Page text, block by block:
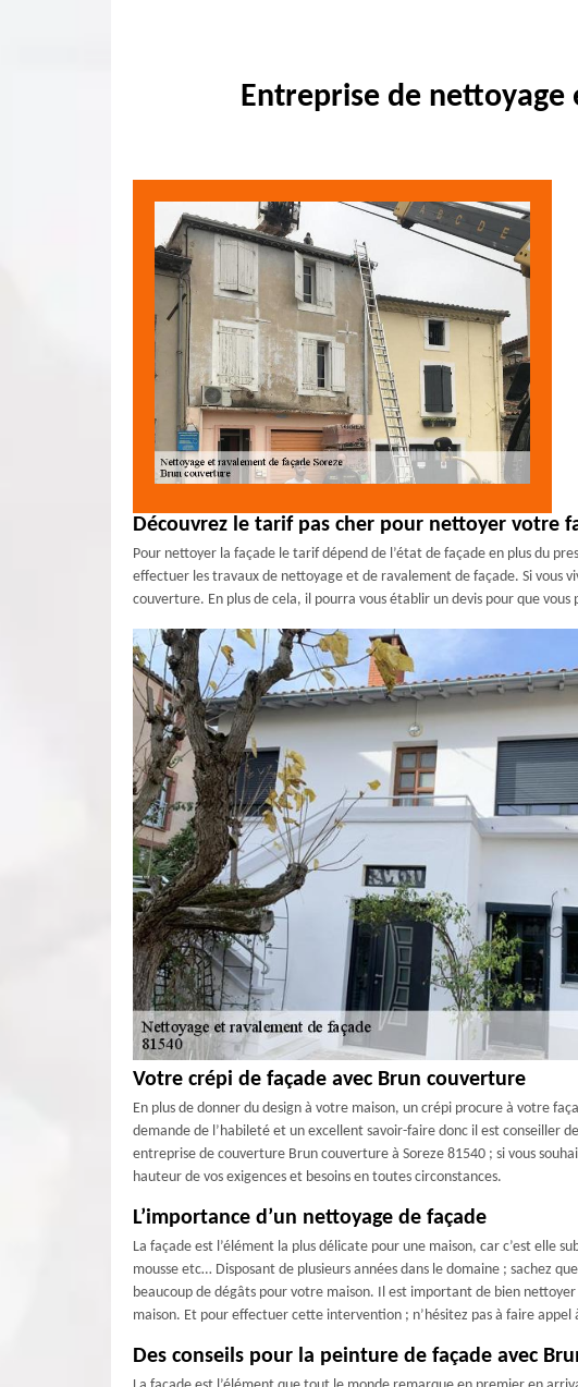
Entreprise de nettoyage
Découvrez le tarif pas cher pour nettoyer votre
Pour nettoyer la façade le tarif dépend de l’état de façade en plus du
effectuer les travaux de nettoyage et de ravalement de façade. Si vous
couverture. En plus de cela, il pourra vous établir un devis pour que
Votre crépi de façade avec Brun couverture
En plus de donner du design à votre maison, un crépi procure à votre
demande de l’habileté et un excellent savoir-faire donc il est conseiller
entreprise de couverture Brun couverture à Soreze 81540 ; si vous
hauteur de vos exigences et besoins en toutes circonstances.
L’importance d’un nettoyage de façade
La façade est l’élément la plus délicate pour une maison, car c’est elle
mousse etc… Disposant de plusieurs années dans le domaine ; sachez
beaucoup de dégâts pour votre maison. Il est important de bien
maison. Et pour effectuer cette intervention ; n’hésitez pas à faire
Des conseils pour la peinture de façade avec